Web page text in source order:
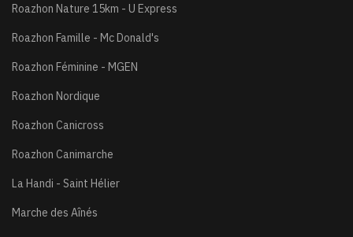
Roazhon Nature 15km - U Express
Roazhon Famille - Mc Donald's
Roazhon Féminine - MGEN
Roazhon Nordique
Roazhon Canicross
Roazhon Canimarche
La Handi - Saint Hélier
Marche des Aînés